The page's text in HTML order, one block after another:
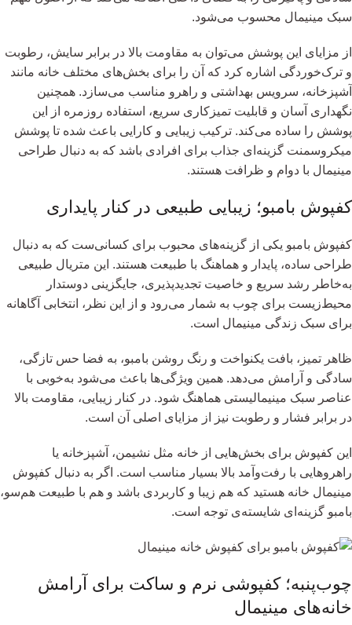
سبک مینیمال محسوب می‌شود.
از مزایای این پوشش می‌توان به مقاومت بالا در برابر سایش، رطوبت
و ترک‌خوردگی اشاره کرد که آن را برای بخش‌های مختلف خانه مانند
آشپزخانه، سرویس بهداشتی و راهرو مناسب می‌سازد. همچنین
نگهداری آسان و قابلیت تمیزکاری سریع، استفاده روزمره از این
پوشش را ساده می‌کند. ترکیب زیبایی و کارایی باعث شده تا پوشش
میکروسمنت گزینه‌ای جذاب برای افرادی باشد که به دنبال طراحی
مینیمال با دوام و ظرافت هستند.
کفپوش بامبو؛ زیبایی طبیعی در کنار پایداری
کفپوش بامبو یکی از گزینه‌های محبوب برای کسانی‌ست که به دنبال
طراحی ساده، پایدار و هماهنگ با طبیعت هستند. این متریال طبیعی
به‌خاطر رشد سریع و خاصیت تجدیدپذیری، جایگزینی دوستدار
محیط‌زیست برای چوب به شمار می‌رود و از این نظر، انتخابی آگاهانه
برای سبک زندگی مینیمال است.
ظاهر تمیز، بافت یکنواخت و رنگ روشن بامبو، به فضا حس تازگی،
سادگی و آرامش می‌دهد. همین ویژگی‌ها باعث می‌شود به‌خوبی با
عناصر سبک مینیمالیستی هماهنگ شود. در کنار زیبایی، مقاومت بالا
در برابر فشار و رطوبت نیز از مزایای اصلی آن است.
این کفپوش برای بخش‌هایی از خانه مثل نشیمن، آشپزخانه یا
راهروهایی با رفت‌وآمد بالا بسیار مناسب است. اگر به دنبال کفپوش
مینیمال خانه هستید که هم زیبا و کاربردی باشد و هم با طبیعت هم‌سو،
بامبو گزینه‌ای شایسته‌ی توجه است.
چوب‌پنبه؛ کفپوشی نرم و ساکت برای آرامش
خانه‌های مینیمال